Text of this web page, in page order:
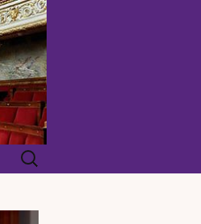
Rechercher :